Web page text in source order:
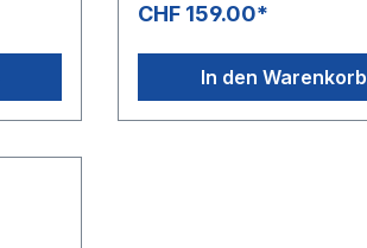
CHF 159.00*
In den Warenkorb